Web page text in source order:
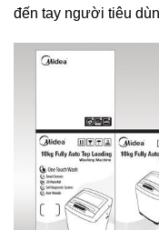
đến tay người tiêu